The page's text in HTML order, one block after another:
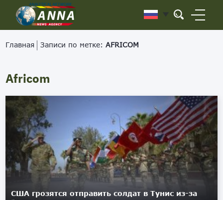
Главная Записи по метке:AFRICOM
Africom
США грозятся отправить солдат в Тунис из-за